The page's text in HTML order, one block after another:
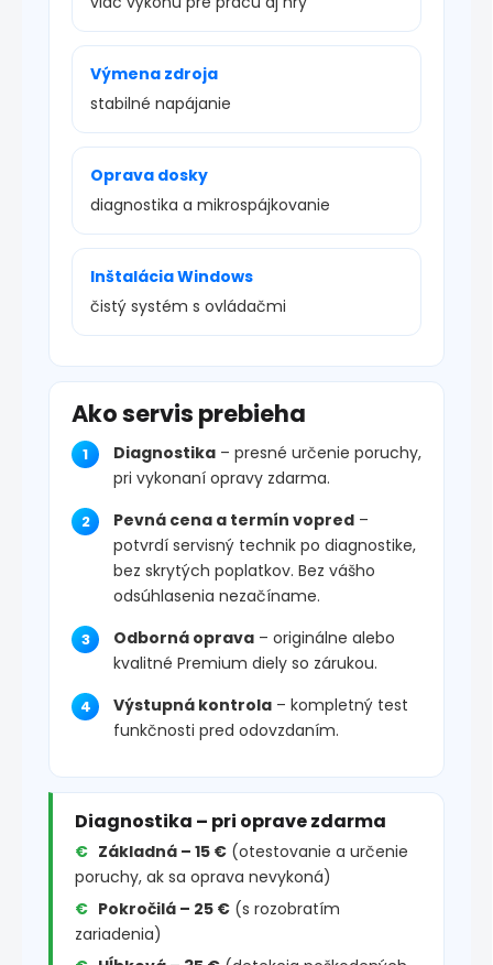
Výmena zdroja
stabilné napájanie
Oprava dosky
diagnostika a mikrospájkovanie
Inštalácia Windows
čistý systém s ovládačmi
Ako servis prebieha
Diagnostika – presné určenie poruchy,
pri vykonaní opravy zdarma.
Pevná cena a termín vopred –
potvrdí servisný technik po diagnostike,
bez skrytých poplatkov. Bez vášho
odsúhlasenia nezačíname.
Odborná oprava – originálne alebo
kvalitné Premium diely so zárukou.
Výstupná kontrola – kompletný test
funkčnosti pred odovzdaním.
Diagnostika – pri oprave zdarma
Základná – 15 € (otestovanie a určenie
poruchy, ak sa oprava nevykoná)
Pokročilá – 25 € (s rozobratím
zariadenia)